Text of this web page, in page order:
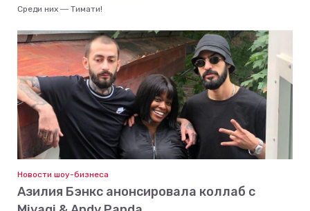
Среди них ― Тимати!
Новости шоу-бизнеса
Азилия Бэнкс анонсировала коллаб с